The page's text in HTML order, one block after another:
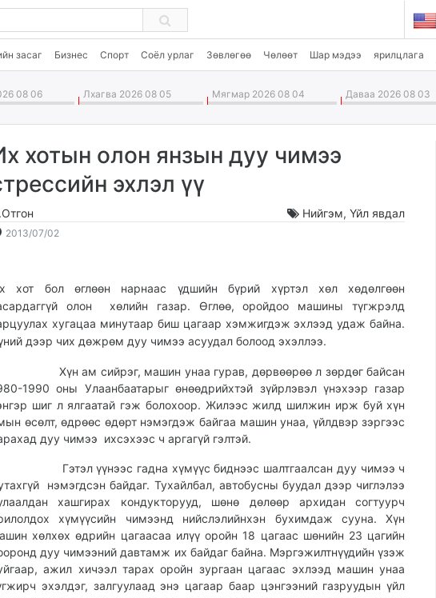
засаг Бизнес Спорт Соёл урлаг Зөвлөгөө Чөлөөт Шар мэдээ ярилцлага
08 06 Лхагва 2026 08 05 Мягмар 2026 08 04 Даваа 2026 08 03
хотын олон янзын дуу чимээ
эхлэл үү
Нийгэм,Үйл явдал
2013/07/02
15:34:05
19:48:28
хот бол өглөөн нарнаас үдшийн бүрий хүртэл хөл хөдөлгөөн
олон хөлийн газар. Өглөө, оройдоо машины түгжрэлд
хугацаа минутаар биш цагаар хэмжигдэж эхлээд удаж байна.
дээр чих дөжрөм дуу чимээ асуудал болоод эхэллээ.
ам сийрэг, машин унаа гурав, дөрвөөрөө л зөрдөг байсан
1990 оны Улаанбаатарыг өнөөдрийхтэй зүйрлэвэл үнэхээр газар
шиг л ялгаатай гэж болохоор. Жилээс жилд шилжин ирж буй хүн
өсөлт, өдрөөс өдөрт нэмэгдэж байгаа машин унаа, үйлдвэр зэргээс
дуу чимээ ихсэхээс ч аргагүй гэлтэй.
үүнээс гадна хүмүүс биднээс шалтгаалсан дуу чимээ ч
нэмэгдсэн байдаг. Тухайлбал, автобусны буудал дээр чиглэлээ
хашгирах кондукторууд, шөнө дөлөөр архидан согтуурч
хүмүүсийн чимээнд нийслэлийнхэн бухимдаж сууна. Хүн
хөлхөх өдрийн цагаасаа илүү оройн 18 цагаас шөнийн 23 цагийн
дуу чимээний давтамж их байдаг байна. Мэргэжилтнүүдийн үзэж
ажил хичээл тарах оройн зургаан цагаас эхлээд машин унаа
эхэлдэг, залгуулаад энэ цагаар баар цэнгээний газруудын үйл